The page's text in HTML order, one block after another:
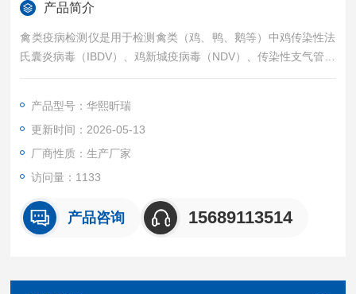
产品简介
禽类疫病检测仪是用于检测禽类（鸡、鸭、鹅等）中鸡传染性法
氏囊炎病毒（IBDV）、鸡新城疫病毒（NDV）、传染性支气管炎
病毒（IBV）、禽白血病、AIV、鸭瘟病病毒（DPV）、小鹅瘟等
况，及早发现和控制禽类疫病的传播。 禽类疫病检测仪 软件功
能
产品型号：华熙昕瑞
更新时间：2026-05-13
厂商性质：生产厂家
访问量：1133
产品咨询 15689113514